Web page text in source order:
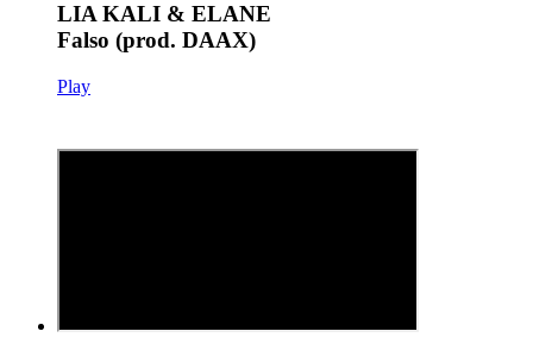
LIA KALI & ELANE
Falso (prod. DAAX)
Play